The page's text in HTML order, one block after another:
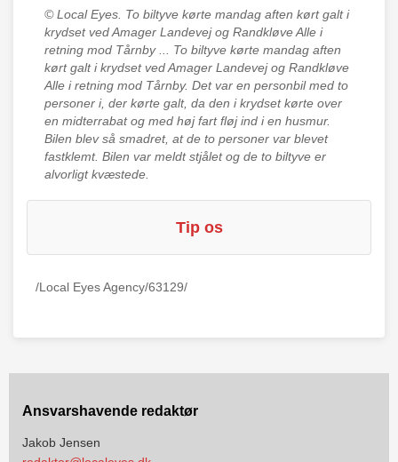
© Local Eyes. To biltyve kørte mandag aften kørt galt i
krydset ved Amager Landevej og Randkløve Alle i
retning mod Tårnby ... To biltyve kørte mandag aften
kørt galt i krydset ved Amager Landevej og Randkløve
Alle i retning mod Tårnby. Det var en personbil med to
personer i, der kørte galt, da den i krydset kørte over
en midterrabat og med høj fart fløj ind i en husmur.
Bilen blev så smadret, at de to personer var blevet
fastklemt. Bilen var meldt stjålet og de to biltyve er
alvorligt kvæstede.
Tip os
/Local Eyes Agency/63129/
Ansvarshavende redaktør
Jakob Jensen